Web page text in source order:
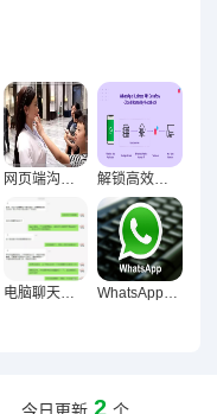
网页端沟通，破设备壁垒的效率革命 解锁高效办公新维度，WhatsApp网页版日常办公实用价值深度剖析
电脑聊天方式对减少信息遗漏的关键作用研究 WhatsApp网页版深度解析，内容工作者的效率利器还是鸡肋？
今日更新 2 个